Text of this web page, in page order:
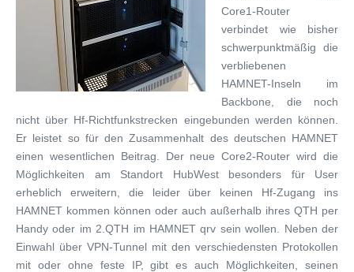
Core1-Router
verbindet wie bisher
schwerpunktmäßig die
verbliebenen
HAMNET-Inseln im
Backbone, die noch
nicht über Hf-Richtfunkstrecken eingebunden werden können.
Er leistet so für den Zusammenhalt des deutschen HAMNET
einen wesentlichen Beitrag. Der neue Core2-Router wird die
Möglichkeiten am Standort HubWest besonders für User
erheblich erweitern, die leider über keinen Hf-Zugang ins
HAMNET kommen können oder auch außerhalb ihres QTH per
Handy oder im 2.QTH im HAMNET qrv sein wollen. Neben der
Einwahl über VPN-Tunnel mit den verschiedensten Protokollen
mit oder ohne feste IP, gibt es auch Möglichkeiten, seinen